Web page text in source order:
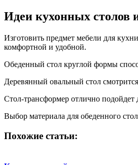
Идеи кухонных столов
Изготовить предмет мебели для
комфортной и удобной.
Обеденный стол круглой формы
Деревянный овальный стол
Стол-трансформер отлично подойдет
Выбор материала для обеденного
Похожие статьи: